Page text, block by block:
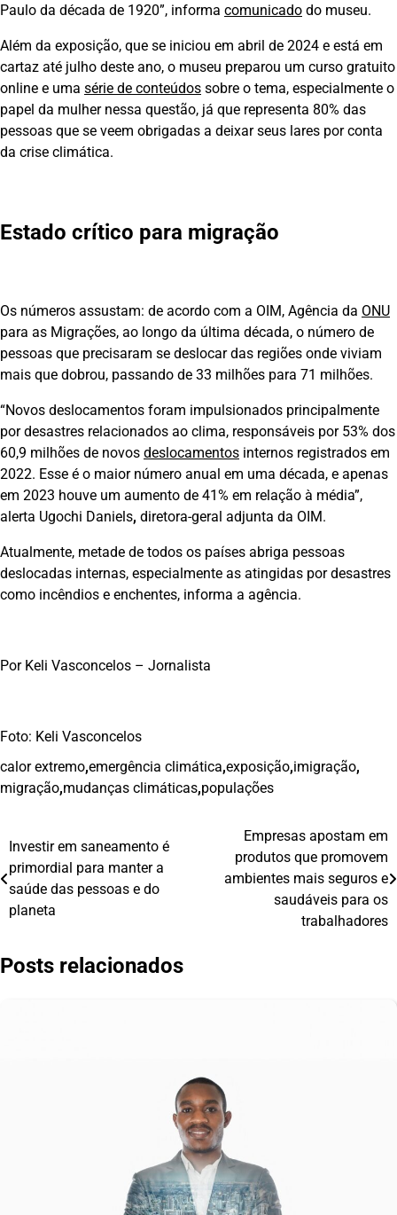
Paulo da década de 1920”, informa comunicado do museu.
Além da exposição, que se iniciou em abril de 2024 e está em
cartaz até julho deste ano, o museu preparou um curso gratuito
online e uma série de conteúdos sobre o tema, especialmente o
papel da mulher nessa questão, já que representa 80% das
pessoas que se veem obrigadas a deixar seus lares por conta
da crise climática.
Estado crítico para migração
Os números assustam: de acordo com a OIM, Agência da ONU
para as Migrações, ao longo da última década, o número de
pessoas que precisaram se deslocar das regiões onde viviam
mais que dobrou, passando de 33 milhões para 71 milhões.
“Novos deslocamentos foram impulsionados principalmente
por desastres relacionados ao clima, responsáveis por 53% dos
60,9 milhões de novos deslocamentos internos registrados em
2022. Esse é o maior número anual em uma década, e apenas
em 2023 houve um aumento de 41% em relação à média”,
alerta Ugochi Daniels, diretora-geral adjunta da OIM.
Atualmente, metade de todos os países abriga pessoas
deslocadas internas, especialmente as atingidas por desastres
como incêndios e enchentes, informa a agência.
Por Keli Vasconcelos – Jornalista
Foto: Keli Vasconcelos
calor extremo,emergência climática,exposição,imigração,
migração,mudanças climáticas,populações
Navegação
de
Post
Investir em saneamento é
primordial para manter a
saúde das pessoas e do
planeta
Empresas apostam em
produtos que promovem
ambientes mais seguros e
saudáveis para os
trabalhadores
Posts relacionados